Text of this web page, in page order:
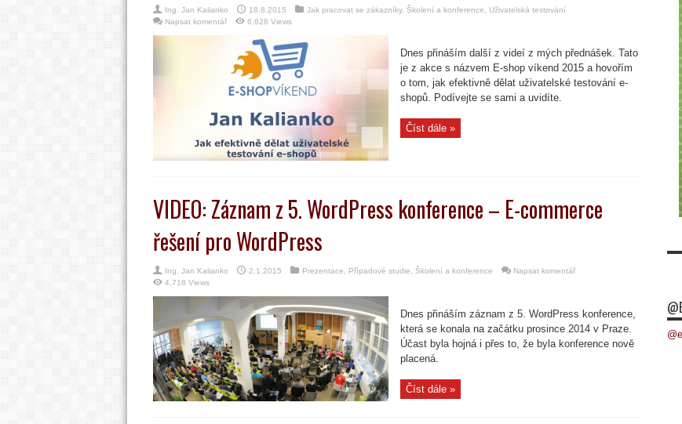
Ing. Jan Kalianko 18.8.2015 Jak pracovat se zákazníky, Školení a konference
Uživatelská testování
Napsat komentář
6,628 Views
Dnes přináším další z videí z mých přednášek. Tato
je z akce s názvem E-shop víkend 2015 a hovořím
o tom, jak efektivně dělat uživatelské testování e-
shopů. Podívejte se sami a uvidíte.
Číst dále »
VIDEO: Záznam z 5. WordPress konference – E-commerce
řešení pro WordPress
Ing. Jan Kalianko 2.1.2015 Prezentace Případové studie Školení a konference
Napsat komentář
4,718 Views
Dnes přináším záznam z 5. WordPress konference,
která se konala na začátku prosince 2014 v Praze.
Účast byla hojná i přes to, že byla konference nově
placená.
Číst dále »